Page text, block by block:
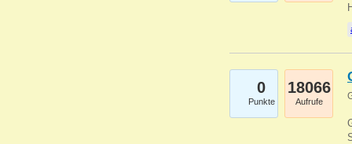
0
Punkte
18066
Aufrufe